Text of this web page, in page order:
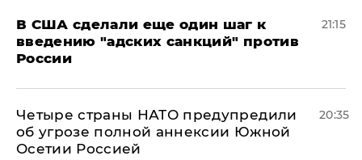
В США сделали еще один шаг к
введению "адских санкций" против
России
21:15
Четыре страны НАТО предупредили
об угрозе полной аннексии Южной
Осетии Россией
20:35